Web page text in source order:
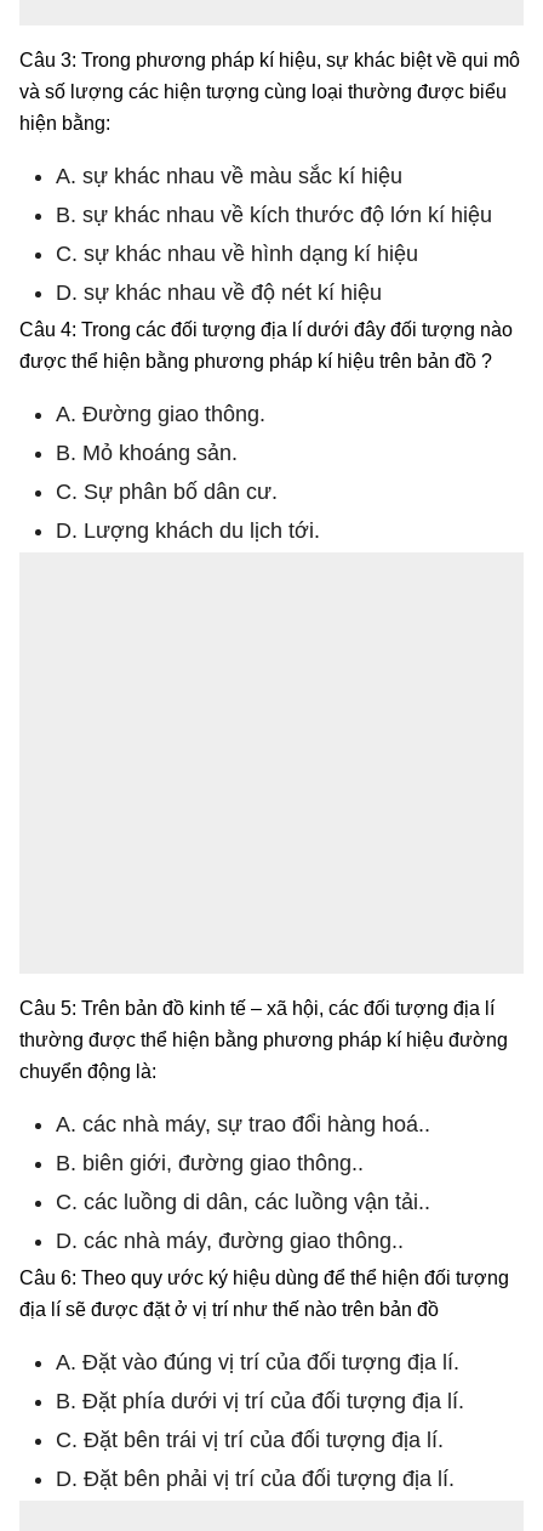
Câu 3: Trong phương pháp kí hiệu, sự khác biệt về qui mô
và số lượng các hiện tượng cùng loại thường được biểu
hiện bằng:
A. sự khác nhau về màu sắc kí hiệu
B. sự khác nhau về kích thước độ lớn kí hiệu
C. sự khác nhau về hình dạng kí hiệu
D. sự khác nhau về độ nét kí hiệu
Câu 4: Trong các đối tượng địa lí dưới đây đối tượng nào
được thể hiện bằng phương pháp kí hiệu trên bản đồ ?
A. Đường giao thông.
B. Mỏ khoáng sản.
C. Sự phân bố dân cư.
D. Lượng khách du lịch tới.
Câu 5: Trên bản đồ kinh tế – xã hội, các đối tượng địa lí
thường được thể hiện bằng phương pháp kí hiệu đường
chuyển động là:
A. các nhà máy, sự trao đổi hàng hoá..
B. biên giới, đường giao thông..
C. các luồng di dân, các luồng vận tải..
D. các nhà máy, đường giao thông..
Câu 6: Theo quy ước ký hiệu dùng để thể hiện đối tượng
địa lí sẽ được đặt ở vị trí như thế nào trên bản đồ
A. Đặt vào đúng vị trí của đối tượng địa lí.
B. Đặt phía dưới vị trí của đối tượng địa lí.
C. Đặt bên trái vị trí của đối tượng địa lí.
D. Đặt bên phải vị trí của đối tượng địa lí.